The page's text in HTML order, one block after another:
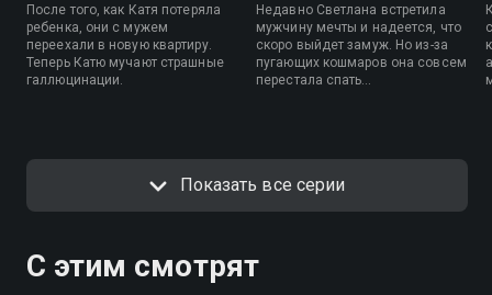
После того, как Катя потеряла
ребенка, они с мужем
переехали в новую квартиру.
Теперь Катю мучают страшные
галлюцинации.
Недавно Светлана встретила
мужчину мечты и надеется, что
скоро выйдет замуж. Но из-за
пугающих кошмаров она совсем
перестала спать…
Показать все серии
С этим смотрят